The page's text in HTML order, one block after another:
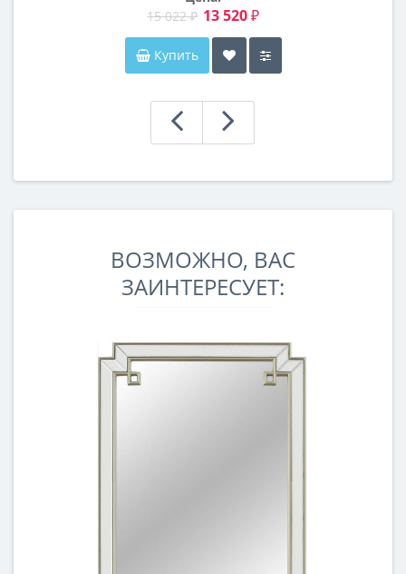
15 022 ₽ 13 520 ₽
Купить
ВОЗМОЖНО, ВАС
ЗАИНТЕРЕСУЕТ: